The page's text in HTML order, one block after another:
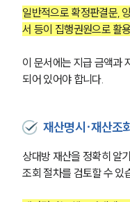
일반적으로 확정판결문,
서 등이 집행권원으로 활
이 문서에는 지급 금액과
되어 있어야 합니다.
재산명시·재산조
상대방 재산을 정확히 알
조회 절차를 검토할 수 있